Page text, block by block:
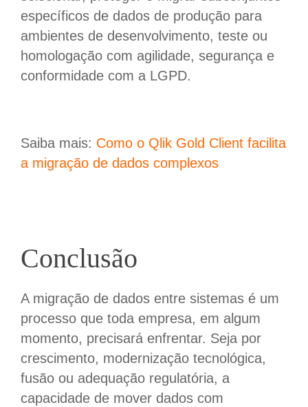
específicos de dados de produção para
ambientes de desenvolvimento, teste ou
homologação com agilidade, segurança e
conformidade com a LGPD.
Saiba mais: Como o Qlik Gold Client facilita
a migração de dados complexos
Conclusão
A migração de dados entre sistemas é um
processo que toda empresa, em algum
momento, precisará enfrentar. Seja por
crescimento, modernização tecnológica,
fusão ou adequação regulatória, a
capacidade de mover dados com